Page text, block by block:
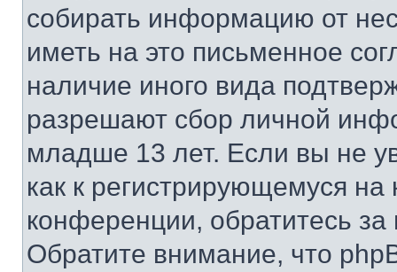
собирать информацию от
иметь на это письменное
наличие иного вида
разрешают сбор личной
младше 13 лет. Если вы не
как к регистрирующемуся
конференции, обратитесь
Обратите внимание, что